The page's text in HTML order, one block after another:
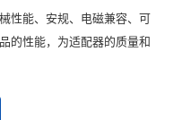
性能、安规、电磁兼容、可
的性能，为适配器的质量和